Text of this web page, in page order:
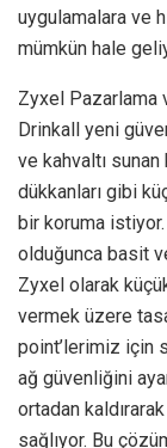
uygulamalara ve
mümkün hale
Zyxel Pazarlama
Drinkall yeni
ve kahvaltı
dükkanları gibi
bir koruma
olduğunca basit
Zyxel olarak
vermek üzere
point’lerimiz için
ağ güvenliğini
ortadan
sağlıyor. Bu